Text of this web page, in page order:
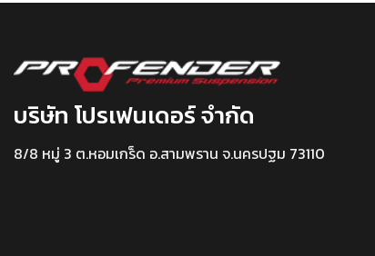
บริษัท โปรเฟนเดอร์ จำกัด
8/8 หมู่ 3 ต.หอมเกร็ด อ.สามพราน จ.นครปฐม 73110